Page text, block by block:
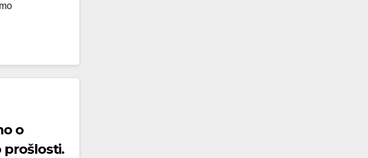
o
prošlosti.